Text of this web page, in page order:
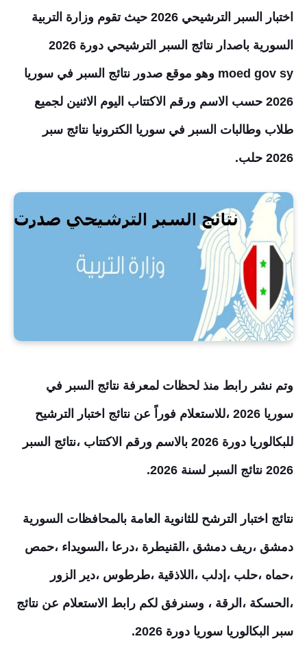
اختبار السبر الترشيحي 2026 حيث تقوم وزارة التربية
السورية باصدار نتائج السبر الترشيحي دورة 2026
moed gov sy وهو موقع صدور نتائج السبر في سوريا
2026 حسب الاسم ورقم الاكتتاب اليوم الاثنين لجميع
طلاب وطالبات السبر في سوريا الكترونيا نتائج سبر
2026 حلب.
وتم نشر رابط منذ لحظات لمعرفة نتائج السبر في
سوريا 2026 ،للاستعلام فوراً عن نتائج اختبار الترشيح
للبكالوريا دورة 2026 بالاسم ورقم الاكتتاب ،نتائج السبر
2026 نتائج السبر لسنة 2026.
نتائج اختبار الترشح للثانوية العامة بالمحافظات السورية
دمشق ،ريف دمشق ،القنيطرة ،درعا ، السويداء ،حمص
،حماه ،حلب ، إدلب ، اللاذقية ،طرطوس ،دير الزور
، الحسكة ، الرقة ، وسنرفق لكم رابط الاستعلام عن نتائج
سبر البكالوريا سوريا دورة 2026.